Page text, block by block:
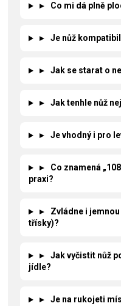
▸ Co mi dá plně
▸ Je nůž
▸ Jak se starat o
▸ Jak tenhle nůž
▸ Je vhodný i pro
▸
Co znamená
praxi?
▸
Zvládne i
třísky)?
▸
Jak vyčistit nůž
jídle?
▸ Je na rukojeti